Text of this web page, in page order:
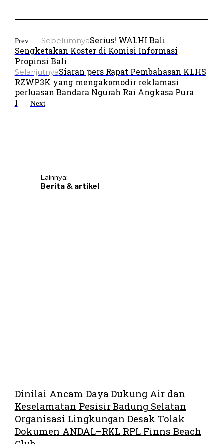
Prev SebelumnyaSerius! WALHI Bali
Sengketakan Koster di Komisi Informasi
Propinsi Bali
SelanjutnyaSiaran pers Rapat Pembahasan KLHS
RZWP3K yang mengakomodir reklamasi
perluasan Bandara Ngurah Rai Angkasa Pura
I
Next
Lainnya:
Berita & artikel
Dinilai Ancam Daya Dukung Air dan
Keselamatan Pesisir Badung Selatan
Organisasi Lingkungan Desak Tolak
Dokumen ANDAL–RKL RPL Finns Beach